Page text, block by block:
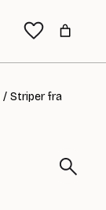
/ Striper fra